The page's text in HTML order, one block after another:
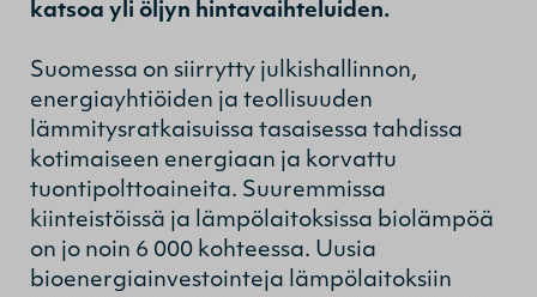
katsoa yli öljyn hintavaihteluiden.
Suomessa on siirrytty julkishallinnon,
energiayhtiöiden ja teollisuuden
lämmitysratkaisuissa tasaisessa tahdissa
kotimaiseen energiaan ja korvattu
tuontipolttoaineita. Suuremmissa
kiinteistöissä ja lämpölaitoksissa biolämpöä
on jo noin 6 000 kohteessa. Uusia
bioenergiainvestointeja lämpölaitoksiin